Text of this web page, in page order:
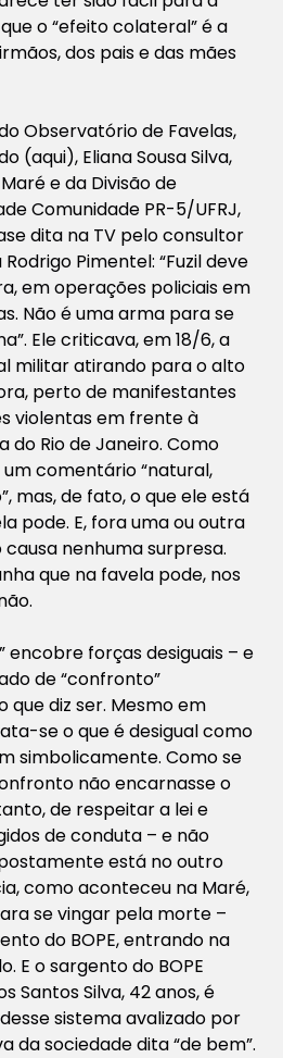
o “efeito colateral” é a
dos pais e das mães
Observatório de Favelas,
(aqui), Eliana Sousa Silva,
e da Divisão de
Comunidade PR-5/UFRJ,
dita na TV pelo consultor
Pimentel: “Fuzil deve
em operações policiais em
Não é uma arma para se
Ele criticava, em 18/6, a
militar atirando para o alto
perto de manifestantes
violentas em frente à
do Rio de Janeiro. Como
comentário “natural,
mas, de fato, o que ele está
pode. E, fora uma ou outra
nenhuma surpresa.
que na favela pode, nos
encobre forças desiguais – e
de “confronto”
que diz ser. Mesmo em
se o que é desigual como
simbolicamente. Como se
não encarnasse o
de respeitar a lei e
de conduta – e não
está no outro
como aconteceu na Maré,
se vingar pela morte –
do BOPE, entrando na
E o sargento do BOPE
Santos Silva, 42 anos, é
sistema avalizado por
da sociedade dita “de bem”.